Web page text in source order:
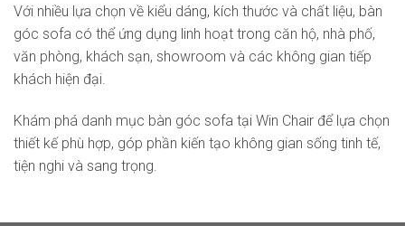
Với nhiều lựa chọn về kiểu dáng, kích thước và chất liệu, bàn
góc sofa có thể ứng dụng linh hoạt trong căn hộ, nhà phố,
văn phòng, khách sạn, showroom và các không gian tiếp
khách hiện đại.
Khám phá danh mục bàn góc sofa tại Win Chair để lựa chọn
thiết kế phù hợp, góp phần kiến tạo không gian sống tinh tế,
tiện nghi và sang trọng.